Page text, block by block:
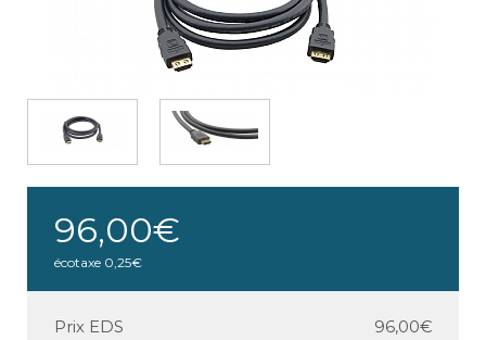
96,00€
écotaxe 0,25€
Prix EDS
96,00€